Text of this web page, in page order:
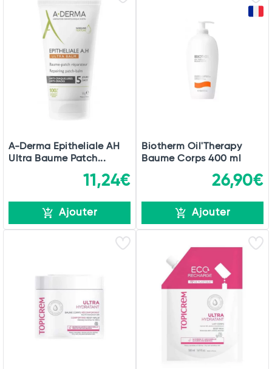
A-Derma Epitheliale AH
Ultra Baume Patch...
11,24€
Ajouter
Biotherm Oil'Therapy
Baume Corps 400 ml
26,90€
Ajouter